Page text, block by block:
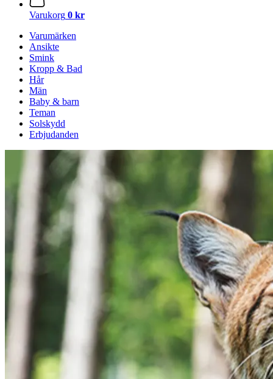
Varukorg 0 kr
Varumärken
Ansikte
Smink
Kropp & Bad
Hår
Män
Baby & barn
Teman
Solskydd
Erbjudanden